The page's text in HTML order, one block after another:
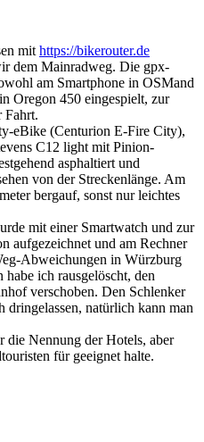
mit https://bikerouter.de
dem Mainradweg. Die gpx-
am Smartphone in OSMand
Oregon 450 eingespielt, zur
Fahrt.
eBike (Centurion E-Fire City),
C12 light mit Pinion-
asphaltiert und
von der Streckenlänge. Am
bergauf, sonst nur leichtes
mit einer Smartwatch und zur
aufgezeichnet und am Rechner
Abweichungen in Würzburg
ich rausgelöscht, den
verschoben. Den Schlenker
dringelassen, natürlich kann man
die Nennung der Hotels, aber
für geeignet halte.